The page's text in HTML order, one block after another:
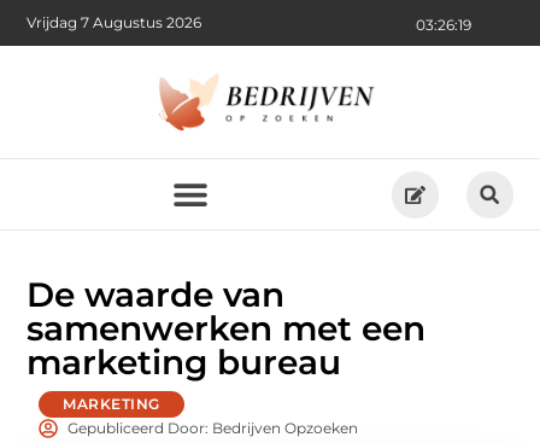
03:26:20
Vrijdag 7 Augustus 2026
De waarde van
samenwerken met een
marketing bureau
MARKETING
Gepubliceerd Door: Bedrijven Opzoeken